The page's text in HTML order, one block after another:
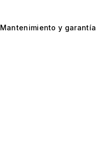
Mantenimiento y garantía